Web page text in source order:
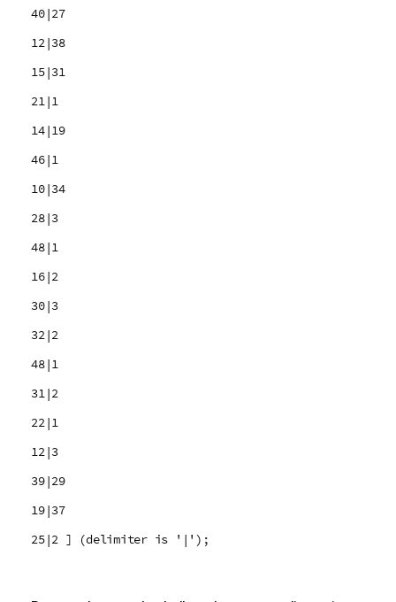
40|27
12|38
15|31
21|1
14|19
46|1
10|34
28|3
48|1
16|2
30|3
32|2
48|1
31|2
22|1
12|3
39|29
19|37
25|2 ] (delimiter is '|');